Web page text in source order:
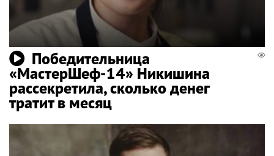
Победительница
«МастерШеф-14» Никишина
рассекретила, сколько денег
тратит в месяц